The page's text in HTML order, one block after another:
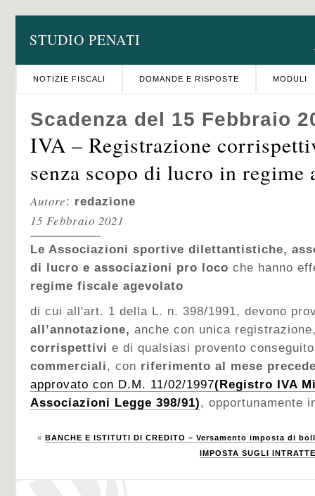
STUDIO PENATI
NOTIZIE FISCALI DOMANDE E RISPOSTE MODULI
Scadenza del 15 Febbraio
IVA – Registrazione
senza scopo di lucro in regime
Autore: redazione
15 Febbraio 2021
Le Associazioni sportive dilettantistiche,
di lucro e associazioni pro loco che hanno
regime fiscale agevolato
di cui all'art. 1 della L. n. 398/1991, devono
all’annotazione, anche con unica
corrispettivi e di qualsiasi provento
commerciali, con riferimento al mese
approvato con D.M. 11/02/1997(Registro IVA
Associazioni Legge 398/91), opportunamente
« BANCHE E ISTITUTI DI CREDITO – Versamento imposta di
IMPOSTA SUGLI